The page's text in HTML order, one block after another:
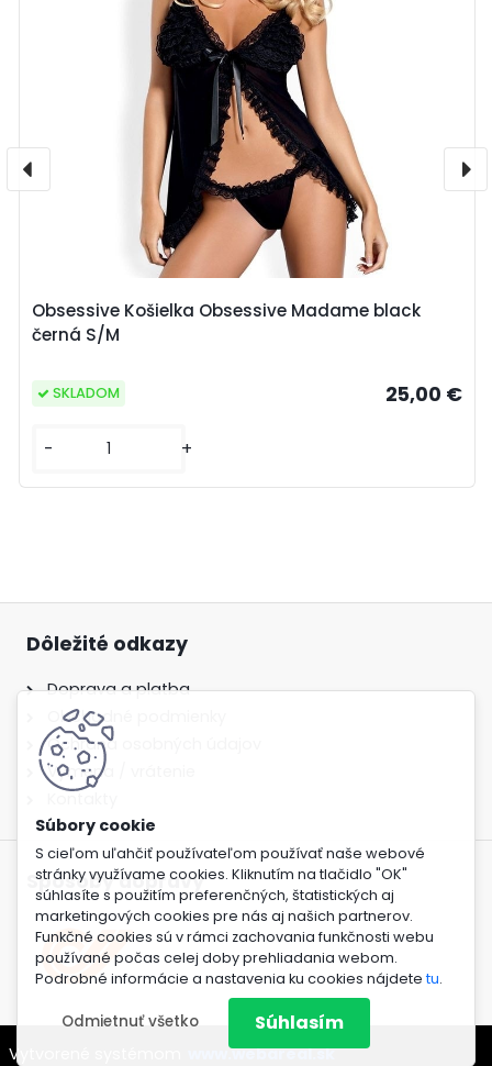
S cieľom uľahčiť používateľom používať naše webové
stránky využívame cookies. Kliknutím na tlačidlo "OK"
súhlasíte s použitím preferenčných, štatistických aj
marketingových cookies pre nás aj našich partnerov.
Funkčné cookies sú v rámci zachovania funkčnosti webu
používané počas celej doby prehliadania webom.
Podrobné informácie a nastavenia ku cookies nájdete tu.
Odmietnuť všetko Súhlasím
Obsessive Košielka Obsessive Madame black
černá S/M
25,00 €
- +
SKLADOM
Dôležité odkazy
Doprava a platba
Obchodné podmienky
Ochrana osobných údajov
Výmena / vrátenie
Kontakty
Spôsoby dopravy
Vytvorené systémom www.webareal.sk